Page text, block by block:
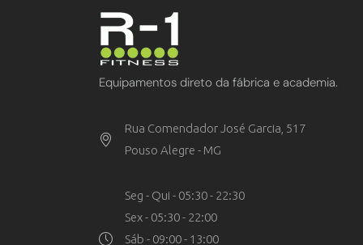
Equipamentos direto da fábrica e academia.
Rua Comendador José Garcia, 517
Pouso Alegre - MG
Seg - Qui - 05:30 - 22:30
Sex - 05:30 - 22:00
Sáb - 09:00 - 13:00